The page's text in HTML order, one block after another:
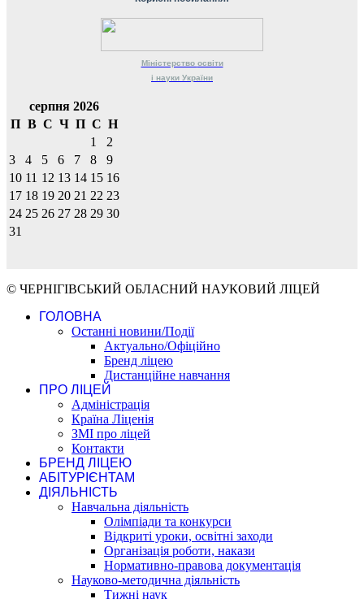
Міністерство освіти
і науки України
серпня 2026
П В С Ч П С Н
1
2
3
4 5 6 7 8
9
10 11 12 13 14 15 16
17 18 19 20 21 22 23
24 25 26 27 28 29 30
31
© ЧЕРНІГІВСЬКИЙ ОБЛАСНИЙ НАУКОВИЙ ЛІЦЕЙ
ГОЛОВНА
Останні новини/Події
Актуально/Офіційно
Бренд ліцею
Дистанційне навчання
ПРО ЛІЦЕЙ
Адміністрація
Країна Ліценія
ЗМІ про ліцей
Контакти
БРЕНД ЛІЦЕЮ
АБІТУРІЄНТАМ
ДІЯЛЬНІСТЬ
Навчальна діяльність
Олімпіади та конкурси
Відкриті уроки, освітні заходи
Організація роботи, накази
Нормативно-правова документація
Науково-методична діяльність
Тижні наук